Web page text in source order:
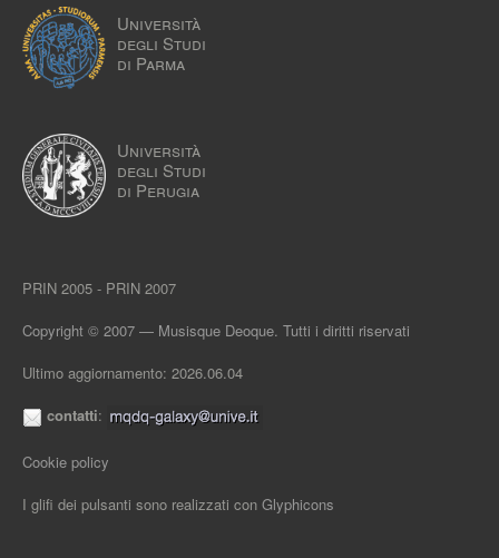
Università
degli Studi
di Parma
Università
degli Studi
di Perugia
PRIN 2005 - PRIN 2007
Copyright © 2007 — Musisque Deoque. Tutti i diritti riservati
Ultimo aggiornamento: 2026.06.04
contatti:
Cookie policy
I glifi dei pulsanti sono realizzati con Glyphicons